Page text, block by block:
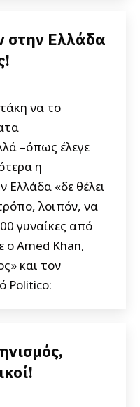
στην Ελλάδα
να το
–όπως έλεγε
η
«δε θέλει
λοιπόν, να
γυναίκες από
ο Amed Khan,
και τον
Politico: